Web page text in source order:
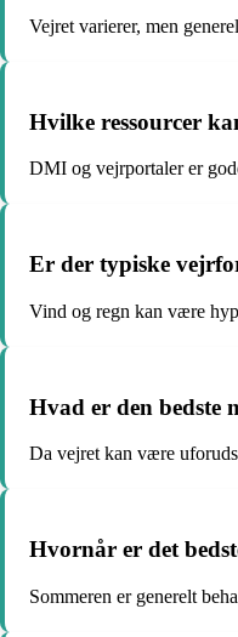
Vejret varierer, men
Hvilke ressourcer
DMI og vejrportaler er
Er der typiske
Vind og regn kan være
Hvad er den bedste
Da vejret kan være
Hvornår er det
Sommeren er generelt